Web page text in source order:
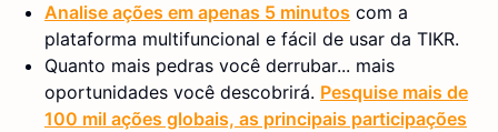
Analise ações em apenas 5 minutos com a
plataforma multifuncional e fácil de usar da TIKR.
Quanto mais pedras você derrubar... mais
oportunidades você descobrirá. Pesquise mais de
100 mil ações globais, as principais participações